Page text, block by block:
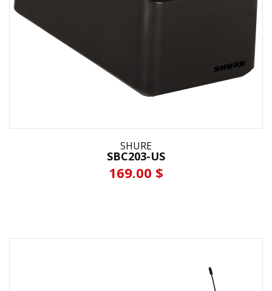
SHURE
SBC203-US
169.00 $